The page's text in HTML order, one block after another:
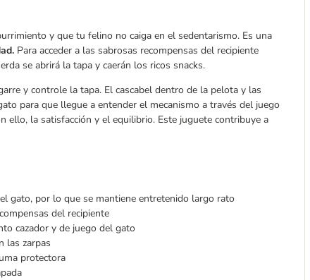
y que tu felino no caiga en el sedentarismo. Es una
Para acceder a las sabrosas recompensas del recipiente
se abrirá la tapa y caerán los ricos snacks.
y controle la tapa. El cascabel dentro de la pelota y las
para que llegue a entender el mecanismo a través del juego
ello, la satisfacción y el equilibrio. Este juguete contribuye a
gato, por lo que se mantiene entretenido largo rato
del recipiente
cazador y de juego del gato
las zarpas
protectora